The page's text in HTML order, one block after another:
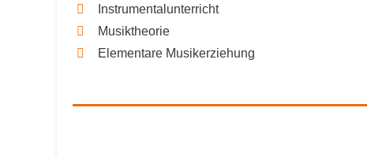
Instrumentalunterricht
Musiktheorie
Elementare Musikerziehung